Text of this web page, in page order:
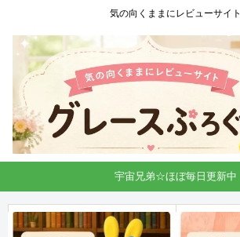
気の向くままにレビューサイト
宇宙兄弟☆ほぼ毎日更新中